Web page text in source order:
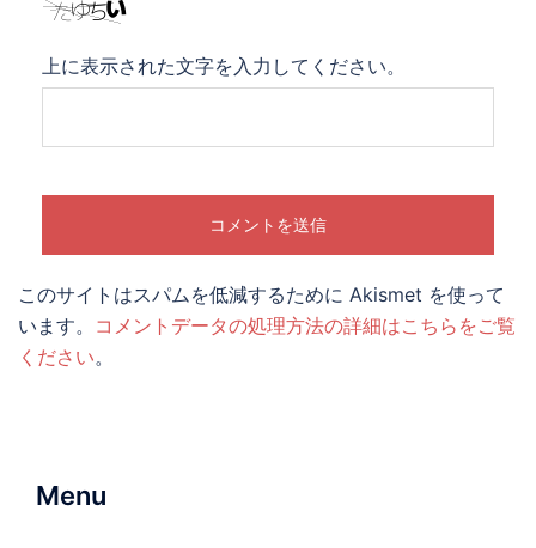
上に表示された文字を入力してください。
このサイトはスパムを低減するために Akismet を使って
います。 コメントデータの処理方法の詳細はこちらをご覧
ください。
Menu